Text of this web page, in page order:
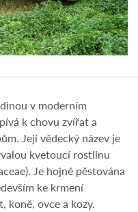
v moderním
k chovu zvířat a
Její vědecký název je
kvetoucí rostlinu
Je hojně pěstována
ke krmení
koně, ovce a kozy.